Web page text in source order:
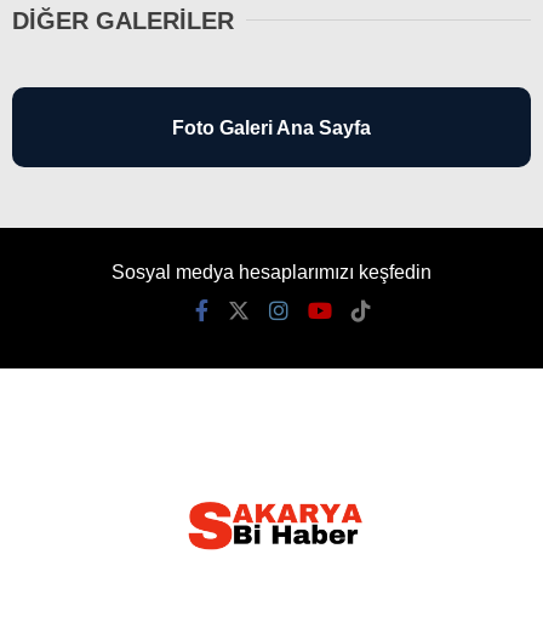
DIĞER GALERILER
Foto Galeri Ana Sayfa
Sosyal medya hesaplarımızı keşfedin